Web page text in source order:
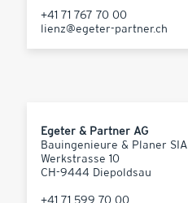
+41 71 767 70 00
lienz@egeter-partner.ch
Egeter & Partner AG
Bauingenieure & Planer SIA
Werkstrasse 10
CH-9444 Diepoldsau
+41 71 599 70 00